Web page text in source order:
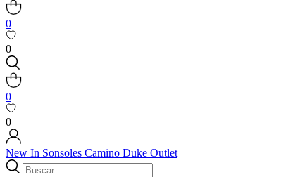
0
0
0
0
New In Sonsoles Camino Duke Outlet